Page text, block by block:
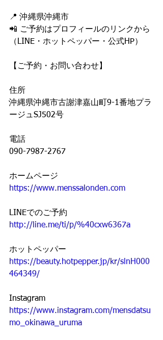
📍 沖縄県沖縄市
📲 ご予約はプロフィールのリンクから
（LINE・ホットペッパー・公式HP）
【ご予約・お問い合わせ】
住所
沖縄県沖縄市古謝津嘉山町9-1番地プラ
ージュSJ502号
電話
090-7987-2767
ホームページ
https://www.menssalonden.com
LINEでのご予約
http://line.me/ti/p/%40cxw6367a
ホットペッパー
https://beauty.hotpepper.jp/kr/slnH000
464349/
Instagram
https://www.instagram.com/mensdatsu
mo_okinawa_uruma